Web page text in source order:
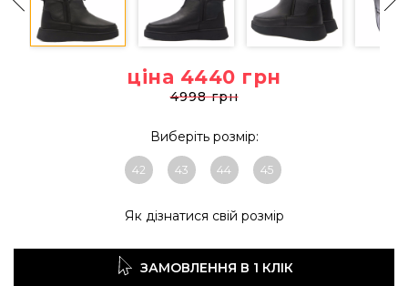
ціна 4440 грн
4998 грн
Виберіть розмір:
42 43 44 45
Як дізнатися свій розмір
ЗАМОВЛЕННЯ В 1 КЛІК